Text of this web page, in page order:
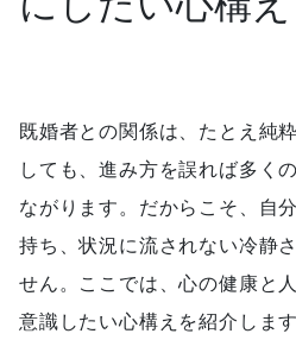
既婚者との関係は、たとえ純
しても、進み方を誤れば多く
ながります。だからこそ、自
持ち、状況に流されない冷静
せん。ここでは、心の健康と
意識したい心構えを紹介しま